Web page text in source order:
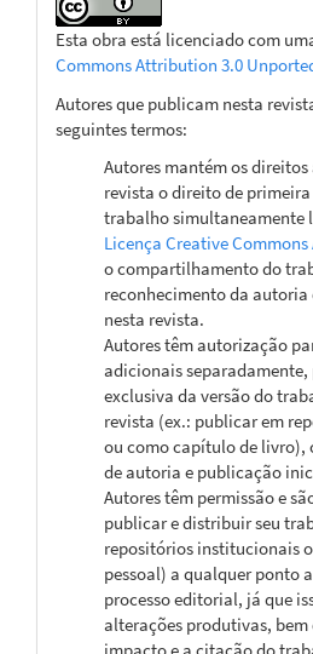
Esta obra está licenciado com
Commons Attribution 3.0
Autores que publicam nesta
seguintes termos:
Autores mantém os
revista o direito de
trabalho simultaneamente
Licença Creative
o compartilhamento do
reconhecimento da
nesta revista.
Autores têm autorização
adicionais
exclusiva da versão do
revista (ex.: publicar em
ou como capítulo de livro),
de autoria e publicação
Autores têm permissão e
publicar e distribuir seu
repositórios institucionais
pessoal) a qualquer ponto
processo editorial, já que
alterações produtivas,